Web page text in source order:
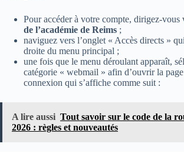
Pour accéder à votre compte, dirigez-vous
de l’académie de Reims ;
naviguez vers l’onglet « Accès directs »
droite du menu principal ;
une fois que le menu déroulant apparaît,
catégorie « webmail » afin d’ouvrir la
connexion qui s’affiche comme suit :
A lire aussi Tout savoir sur le code de la
2026 : règles et nouveautés